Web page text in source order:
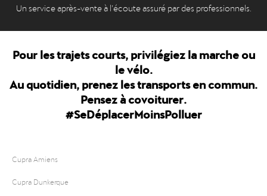
Un service après-vente à l’écoute assuré par des professionnels.
Pour les trajets courts, privilégiez la marche ou
le vélo.
Au quotidien, prenez les transports en commun.
Pensez à covoiturer.
#SeDéplacerMoinsPolluer
Cupra Amiens
Cupra Dunkerque